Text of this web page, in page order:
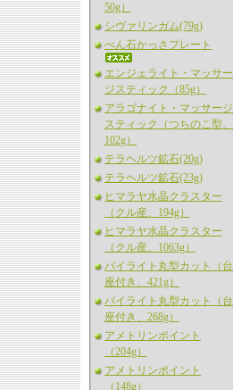
50g）
シヴァリンガム(79g)
べん石かっさプレート
エンジェライト・マッサー
ジスティック（85g）
アラゴナイト・マッサージ
スティック（つちのこ型、
102g）
テラヘルツ鉱石(20g)
テラヘルツ鉱石(23g)
ヒマラヤ水晶クラスター
（クル産、194g）
ヒマラヤ水晶クラスター
（クル産、1063g）
パイライト丸型カット（台
座付き、421g）
パイライト丸型カット（台
座付き、268g）
アメトリンポイント
（204g）
アメトリンポイント
（148g）